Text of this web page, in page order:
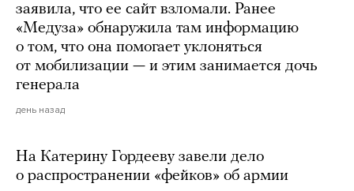
заявила, что ее сайт взломали. Ранее
«Медуза» обнаружила там информацию
о том, что она помогает уклоняться
от мобилизации — и этим занимается дочь
генерала
день назад
На Катерину Гордееву завели дело
о распространении «фейков» об армии